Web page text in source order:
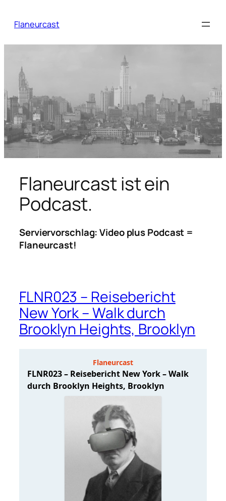
Inhalt
Flaneurcast
Flaneurcast ist ein
Podcast.
Serviervorschlag: Video plus Podcast =
Flaneurcast!
FLNR023 – Reisebericht
New York – Walk durch
Brooklyn Heights, Brooklyn